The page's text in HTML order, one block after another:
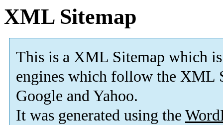
XML Sitemap
This is a XML Sitemap which is
engines which follow the XML
Google and Yahoo.
It was generated using the